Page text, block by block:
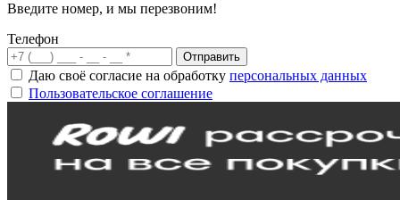
Введите номер, и мы перезвоним!
Телефон
Отправить
Даю своё согласие на обработку персональных данных
Пользовательское соглашение